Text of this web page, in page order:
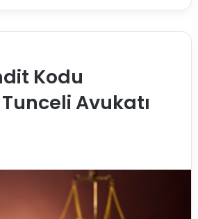
Kodu
Avukatı